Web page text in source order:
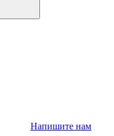
Напишите нам